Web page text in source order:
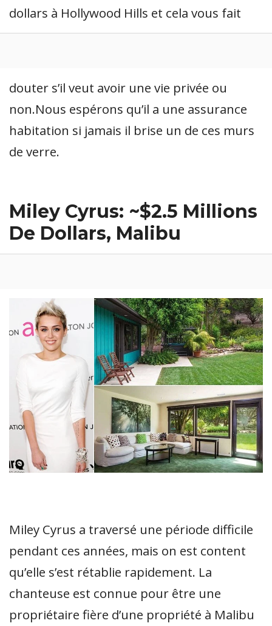
dollars à Hollywood Hills et cela vous fait
douter s’il veut avoir une vie privée ou
non.Nous espérons qu’il a une assurance
habitation si jamais il brise un de ces murs
de verre.
Miley Cyrus: ~$2.5 Millions
De Dollars, Malibu
Miley Cyrus a traversé une période difficile
pendant ces années, mais on est content
qu’elle s’est rétablie rapidement. La
chanteuse est connue pour être une
propriétaire fière d’une propriété à Malibu